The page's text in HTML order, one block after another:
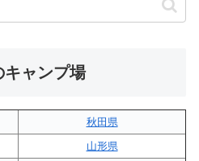
キャンプ場
秋田県
山形県